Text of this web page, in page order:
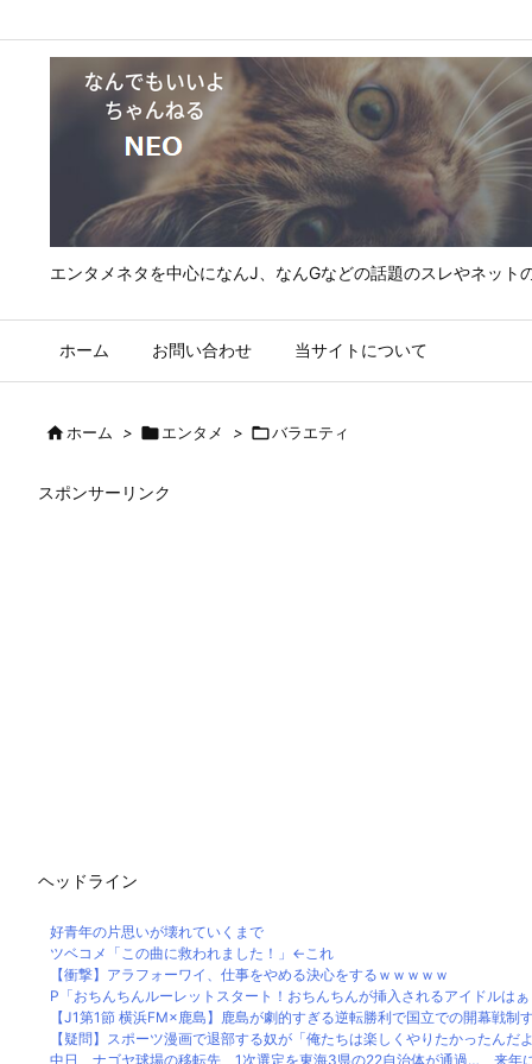
エンタメネタを中心になんJ、なんGなどの話題のスレやネット
ホーム お問い合わせ 当サイトについて
ホーム > エンタメ > バラエティ
スポンサーリンク
ヘッドライン
好青年の片思いが壊れていくまで
ツベコメ「この曲に救われました！」←これ
【衝撃】アラフォーワイ、仕事をやめる決心をするｗｗｗｗｗ
P「おちんちんルーレットスタート！おちんちんが挿入されるアイドルは
【J1第1節 横浜FM×鹿島】鹿島が劇的すぎる逆転勝利で国立での開幕戦制
【疑問】スポーツ漫画で退部する奴が「俺たちは楽しくやりたかったんだ
中日 ナゴヤ球場の移転先、1次選定を東海3県の22自治体が通過… 来年